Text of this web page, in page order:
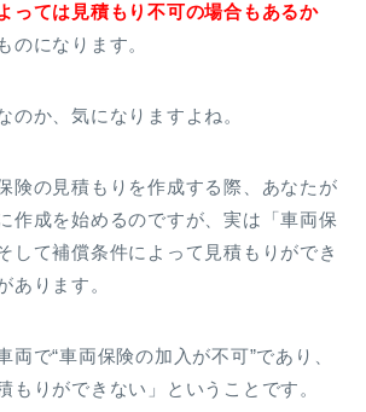
っては見積もり不可の場合もあるか
のになります。
のか、気になりますよね。
険の見積もりを作成する際、あなたが
作成を始めるのですが、実は「車両保
して補償条件によって見積もりができ
あります。
両で“車両保険の加入が不可”であり、
もりができない」ということです。